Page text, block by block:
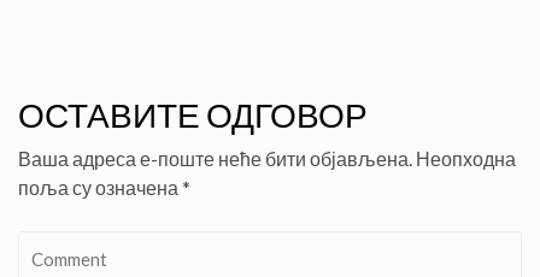
ОСТАВИТЕ ОДГОВОР
Ваша адреса е-поште неће бити објављена. Неопходна
поља су означена *